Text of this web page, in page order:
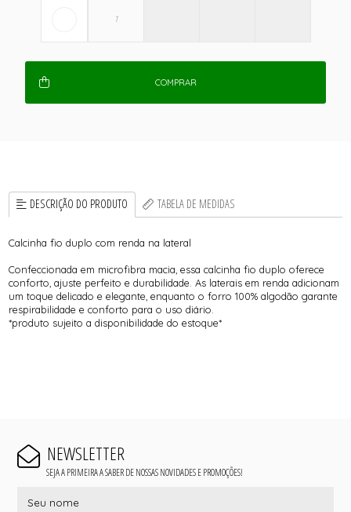
COMPRAR
DESCRIÇÃO DO PRODUTO TABELA DE MEDIDAS
Calcinha fio duplo com renda na lateral
Confeccionada em microfibra macia, essa calcinha fio duplo oferece
conforto, ajuste perfeito e durabilidade. As laterais em renda adicionam
um toque delicado e elegante, enquanto o forro 100% algodão garante
respirabilidade e conforto para o uso diário.
*produto sujeito a disponibilidade do estoque*
NEWSLETTER
SEJA A PRIMEIRA A SABER DE NOSSAS NOVIDADES E PROMOÇÕES!